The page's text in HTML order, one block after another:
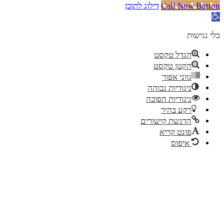
דילוג לתוכן
גבוהה
הפוכה
קישורים